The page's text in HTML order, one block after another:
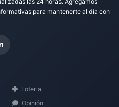
para mantenerte al día con
Loteria
Opinión